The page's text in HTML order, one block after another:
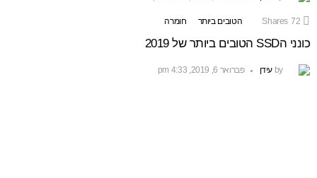
72
Shares הטובים ביותר חומרה
כונני הSSD הטובים ביותר של 2019
by עידן פברואר 6, 2019, 4:33 pm